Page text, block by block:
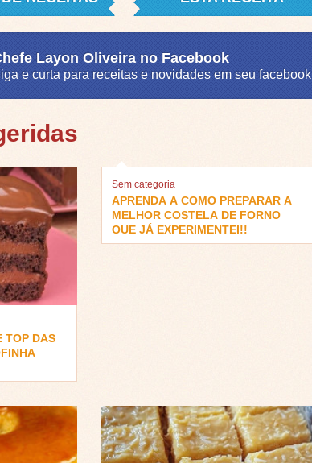
Layon Oliveira no Facebook
e curta para receitas e novidades em seu facebook
TOP DAS
Sem categoria
APRENDA A COMO PREPARAR A
MELHOR COSTELA DE FORNO
QUE JÁ EXPERIMENTEI!!